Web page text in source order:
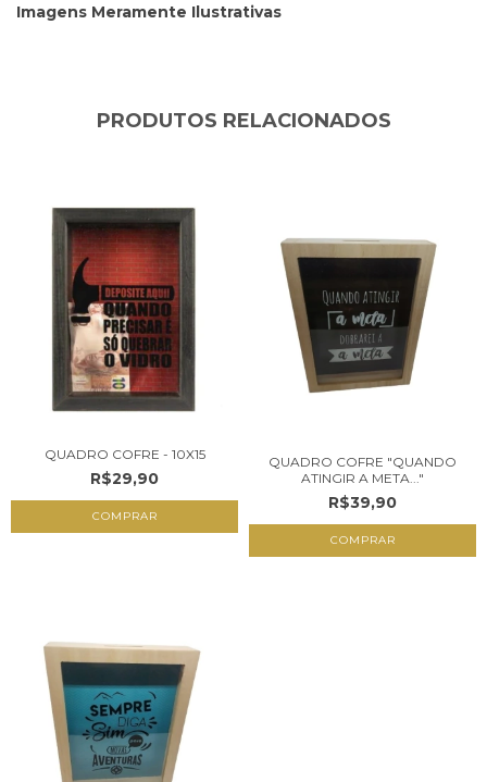
Imagens Meramente Ilustrativas
PRODUTOS RELACIONADOS
QUADRO COFRE - 10X15
R$29,90
QUADRO COFRE "QUANDO
ATINGIR A META..."
R$39,90